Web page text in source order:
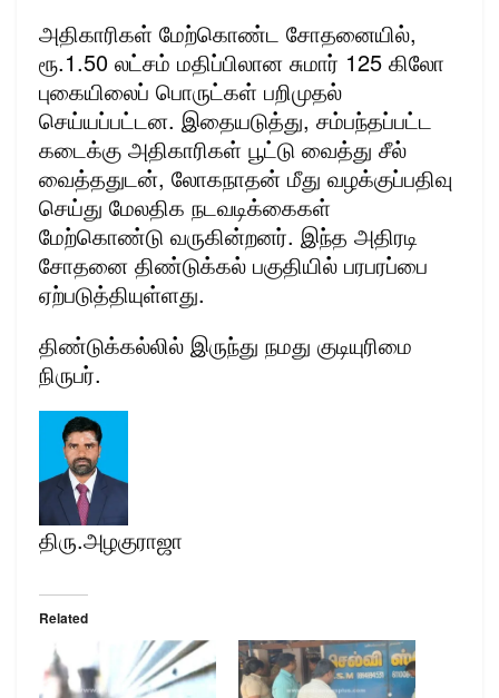
அதிகாரிகள் மேற்கொண்ட சோதனையில்,
ரூ.1.50 லட்சம் மதிப்பிலான சுமார் 125 கிலோ
புகையிலைப் பொருட்கள் பறிமுதல்
செய்யப்பட்டன. இதையடுத்து, சம்பந்தப்பட்ட
கடைக்கு அதிகாரிகள் பூட்டு வைத்து சீல்
வைத்ததுடன், லோகநாதன் மீது வழக்குப்பதிவு
செய்து மேலதிக நடவடிக்கைகள்
மேற்கொண்டு வருகின்றனர். இந்த அதிரடி
சோதனை திண்டுக்கல் பகுதியில் பரபரப்பை
ஏற்படுத்தியுள்ளது.
திண்டுக்கல்லில் இருந்து நமது குடியுரிமை
நிருபர்.
திரு.அழகுராஜா
Related